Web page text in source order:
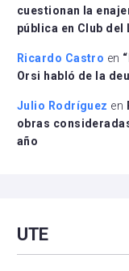
cuestionan la
pública en Club del
Ricardo Castro en
Orsi habló de la
Julio Rodríguez en
obras
año
UTE